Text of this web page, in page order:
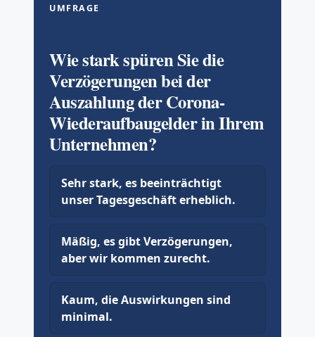
UMFRAGE
Wie stark spüren Sie die
Verzögerungen bei der
Auszahlung der Corona-
Wiederaufbaugelder in Ihrem
Unternehmen?
Sehr stark, es beeinträchtigt
unser Tagesgeschäft erheblich.
Mäßig, es gibt Verzögerungen,
aber wir kommen zurecht.
Kaum, die Auswirkungen sind
minimal.